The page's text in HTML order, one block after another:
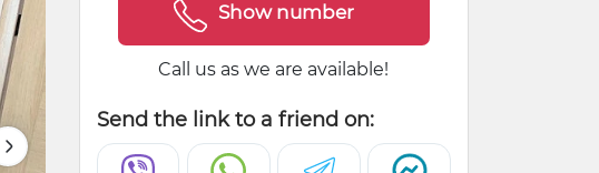
Show number
Call us as we are available!
Send the link to a friend on: